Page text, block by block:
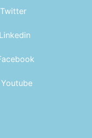
Twitter
Linkedin
Youtube